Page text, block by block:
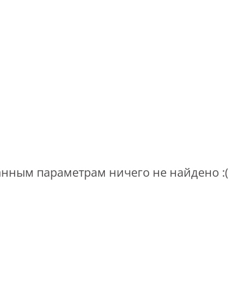
параметрам ничего не найдено :(